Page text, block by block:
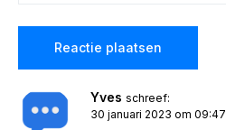
Yves schreef:
30 januari 2023 om 09:47